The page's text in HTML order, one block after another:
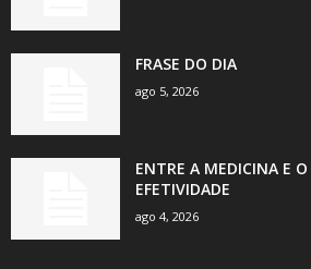
FRASE DO DIA
ago 5, 2026
ENTRE A MEDICINA E
EFETIVIDADE
ago 4, 2026